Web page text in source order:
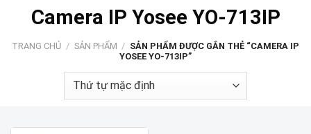
Camera IP Yosee YO-713IP
TRANG CHỦ / SẢN PHẨM / SẢN PHẨM ĐƯỢC GẮN THẺ “CAMERA IP
YOSEE YO-713IP”